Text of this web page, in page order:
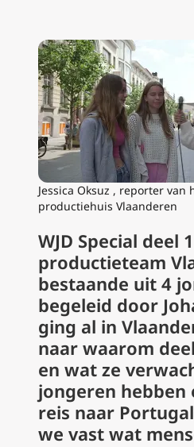
Jessica Oksuz , reporter van
productiehuis Vlaanderen
WJD Special deel
productieteam
bestaande uit 4
begeleid door
ging al in
naar waarom
en wat ze
jongeren hebben
reis naar
we vast wat